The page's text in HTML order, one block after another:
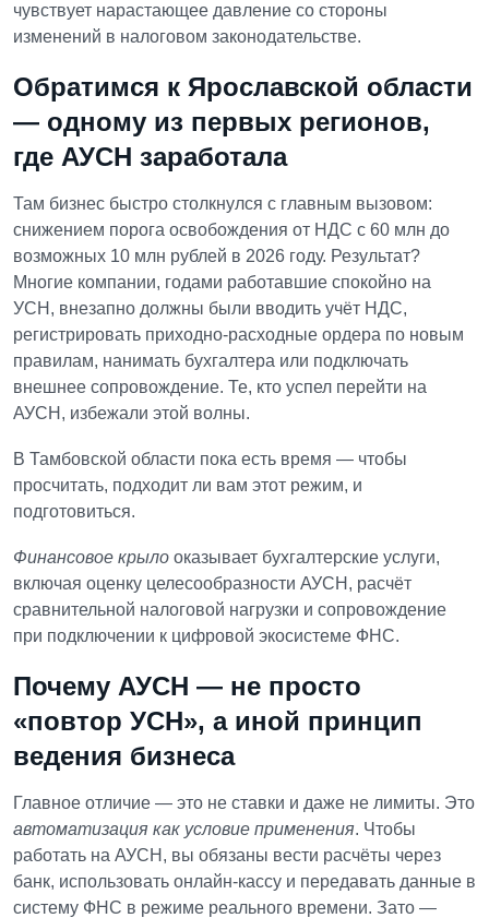
чувствует нарастающее давление со стороны
изменений в налоговом законодательстве.
Обратимся к Ярославской области
— одному из первых регионов,
где АУСН заработала
Там бизнес быстро столкнулся с главным вызовом:
снижением порога освобождения от НДС с 60 млн до
возможных 10 млн рублей в 2026 году. Результат?
Многие компании, годами работавшие спокойно на
УСН, внезапно должны были вводить учёт НДС,
регистрировать приходно-расходные ордера по новым
правилам, нанимать бухгалтера или подключать
внешнее сопровождение. Те, кто успел перейти на
АУСН, избежали этой волны.
В Тамбовской области пока есть время — чтобы
просчитать, подходит ли вам этот режим, и
подготовиться.
Финансовое крыло оказывает бухгалтерские услуги,
включая оценку целесообразности АУСН, расчёт
сравнительной налоговой нагрузки и сопровождение
при подключении к цифровой экосистеме ФНС.
Почему АУСН — не просто
«повтор УСН», а иной принцип
ведения бизнеса
Главное отличие — это не ставки и даже не лимиты. Это
автоматизация как условие применения. Чтобы
работать на АУСН, вы обязаны вести расчёты через
банк, использовать онлайн-кассу и передавать данные в
систему ФНС в режиме реального времени. Зато —